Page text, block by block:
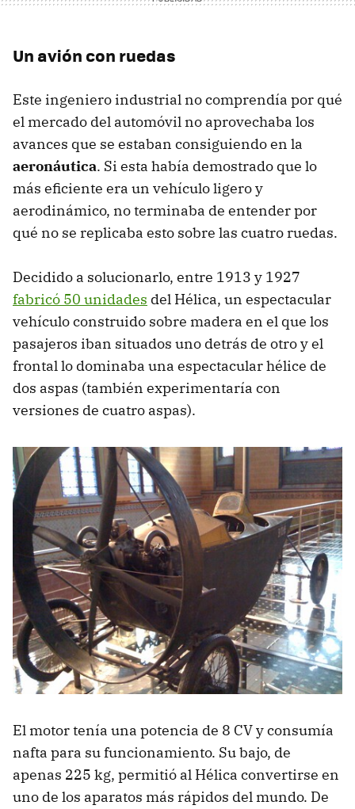
Un avión con ruedas
Este ingeniero industrial no comprendía por qué
el mercado del automóvil no aprovechaba los
avances que se estaban consiguiendo en la
aeronáutica. Si esta había demostrado que lo
más eficiente era un vehículo ligero y
aerodinámico, no terminaba de entender por
qué no se replicaba esto sobre las cuatro ruedas.
Decidido a solucionarlo, entre 1913 y 1927
fabricó 50 unidades del Hélica, un espectacular
vehículo construido sobre madera en el que los
pasajeros iban situados uno detrás de otro y el
frontal lo dominaba una espectacular hélice de
dos aspas (también experimentaría con
versiones de cuatro aspas).
El motor tenía una potencia de 8 CV y consumía
nafta para su funcionamiento. Su bajo, de
apenas 225 kg, permitió al Hélica convertirse en
uno de los aparatos más rápidos del mundo. De